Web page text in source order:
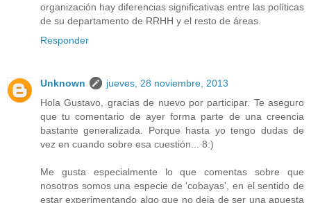
organización hay diferencias significativas entre las políticas
de su departamento de RRHH y el resto de áreas.
Responder
Unknown
jueves, 28 noviembre, 2013
Hola Gustavo, gracias de nuevo por participar. Te aseguro
que tu comentario de ayer forma parte de una creencia
bastante generalizada. Porque hasta yo tengo dudas de
vez en cuando sobre esa cuestión... 8:)
Me gusta especialmente lo que comentas sobre que
nosotros somos una especie de 'cobayas', en el sentido de
estar experimentando algo que no deja de ser una apuesta